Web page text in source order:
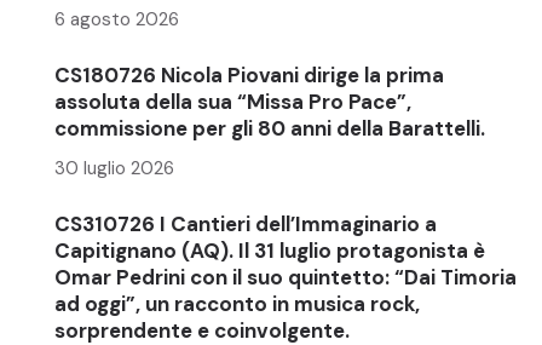
6 agosto 2026
CS180726 Nicola Piovani dirige la prima
assoluta della sua “Missa Pro Pace”,
commissione per gli 80 anni della Barattelli.
30 luglio 2026
CS310726 I Cantieri dell’Immaginario a
Capitignano (AQ). Il 31 luglio protagonista è
Omar Pedrini con il suo quintetto: “Dai Timoria
ad oggi”, un racconto in musica rock,
sorprendente e coinvolgente.